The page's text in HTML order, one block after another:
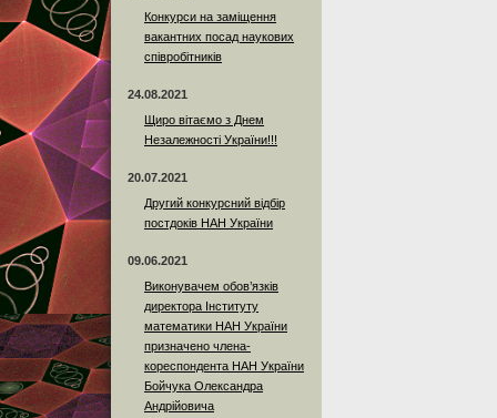
Конкурси на заміщення
вакантних посад наукових
співробітників
24.08.2021
Щиро вітаємо з Днем
Незалежності України!!!
20.07.2021
Другий конкурсний відбір
постдоків НАН України
09.06.2021
Виконувачем обов’язків
директора Інституту
математики НАН України
призначено члена-
кореспондента НАН України
Бойчука Олександра
Андрійовича